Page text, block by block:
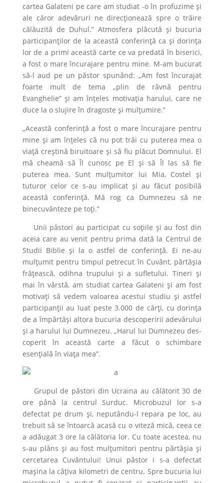
cartea Galateni pe care am studiat -o în profuzime și
ale căror adevăruri ne direcționează spre o trăire
călăuzită de Duhul.” Atmosfera plăcută și bucuria
participanților de la această conferință ca și dorința
lor de a primi această carte ce va predată în biserici,
a fost o mare încurajare pentru mine. M-am bucurat
să-l aud pe un păstor spunând: „Am fost încurajat
foarte mult de tema „plin de râvnă pentru
Evanghelie” și am înțeles motivația harului, care ne
duce la o slujire în dragoste și mulțumire.”
„Această conferință a fost o mare încurajare pentru
mine și am înțeles că nu pot trăi cu puterea mea o
viață creștină biruitoare și să fiu plăcut Domnului. El
mă cheamă să Îl cunosc pe El și să Îl las să fie
puterea mea. Sunt mulțumitor lui Mia, Costel și
tuturor celor ce s-au implicat și au făcut posibilă
această conferință. Mă rog ca Dumnezeu să ne
binecuvânteze pe toți.”
Unii păstori au participat cu soțiile și au fost din
aceia care au venit pentru prima dată la Centrul de
Studii Biblie și la o astfel de conferință. Ei ne-au
mulțumit pentru timpul petrecut în Cuvânt, părtășia
frățească, odihna trupului și a sufletului. Tineri și
mai în vârstă, am studiat cartea Galateni și am fost
motivați să vedem valoarea acestui studiu și astfel
participanții au luat peste 3.000 de cărți, cu dorința
de a împărtăși altora bucuria descoperirii adevărului
și a harului lui Dumnezeu. „Harul lui Dumnezeu des-
coperit în această carte a făcut o schimbare
esențială în viața mea”.
Grupul de păstori din Ucraina au călătorit 30 de
ore până la centrul Surduc. Microbuzul lor s-a
defectat pe drum și, neputându-l repara pe loc, au
trebuit să se întoarcă acasă cu o viteză mică, ceea ce
a adăugat 3 ore la călătoria lor. Cu toate acestea, nu
s-au plâns și au fost mulțumitori pentru părtășia și
cercetarea Cuvântului! Unui păstor i s-a defectat
mașina la câțiva kilometri de centru. Spre bucuria lui